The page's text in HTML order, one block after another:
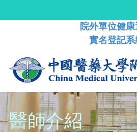
院外單位健康
實名登記系
醫師介紹